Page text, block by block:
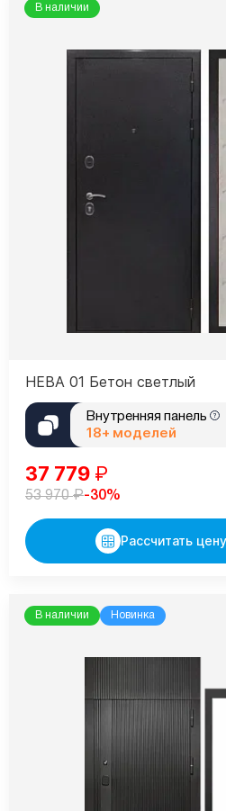
В наличии
НЕВА 01 Бетон светлый
Внутренняя панель
18+ моделей
37 779 ₽
53 970₽-30%
Рассчитать цену
В наличии Новинка